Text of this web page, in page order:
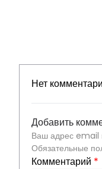
Нет
Добавить
Ваш адрес email
Обязательные
Комментарий *